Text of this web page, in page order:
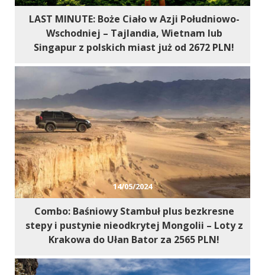
LAST MINUTE: Boże Ciało w Azji Południowo-
Wschodniej – Tajlandia, Wietnam lub
Singapur z polskich miast już od 2672 PLN!
14/05/2024
Combo: Baśniowy Stambuł plus bezkresne
stepy i pustynie nieodkrytej Mongolii – Loty z
Krakowa do Ułan Bator za 2565 PLN!